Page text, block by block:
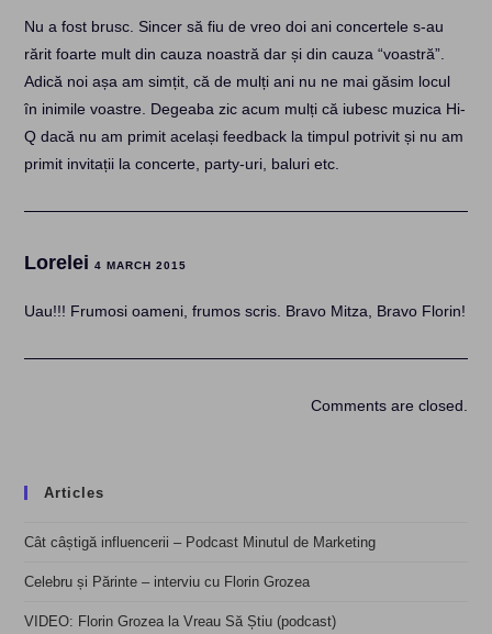
Nu a fost brusc. Sincer să fiu de vreo doi ani concertele s-au
rărit foarte mult din cauza noastră dar și din cauza “voastră”.
Adică noi așa am simțit, că de mulți ani nu ne mai găsim locul
în inimile voastre. Degeaba zic acum mulți că iubesc muzica Hi-
Q dacă nu am primit același feedback la timpul potrivit și nu am
primit invitații la concerte, party-uri, baluri etc.
Lorelei4 MARCH 2015
Uau!!! Frumosi oameni, frumos scris. Bravo Mitza, Bravo Florin!
Comments are closed.
Articles
Cât câștigă influencerii – Podcast Minutul de Marketing
Celebru și Părinte – interviu cu Florin Grozea
VIDEO: Florin Grozea la Vreau Să Știu (podcast)